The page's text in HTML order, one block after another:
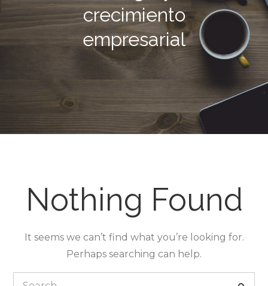
crecimiento
empresarial
Nothing Found
It seems we can’t find what you’re looking for.
Perhaps searching can help.
Search